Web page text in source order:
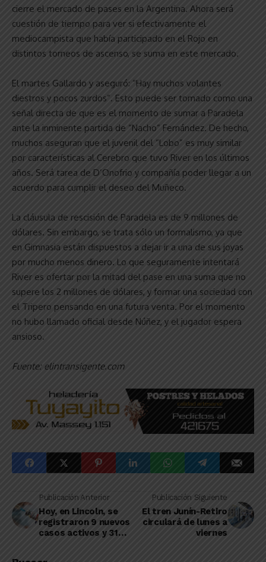
cierre el mercado de pases en la Argentina. Ahora será
cuestión de tiempo para ver si efectivamente el
mediocampista que había participado en el Rojo en
distintos torneos de ascenso, se suma en este mercado.
El martes Gallardo y aseguró: “Hay muchos volantes
diestros y pocos zurdos”. Esto puede ser tomado como una
señal directa de que es el momento de sumar a Paradela
ante la inminente partida de “Nacho” Fernández. De hecho,
muchos aseguran que el juvenil del “Lobo” es muy similar
por características al Cerebro que tuvo River en los últimos
años. Será tarea de D’Onofrio y compañía poder llegar a un
acuerdo para cumplir el deseo del Muñeco.
La cláusula de rescisión de Paradela es de 9 millones de
dólares. Sin embargo, se trata sólo un formalismo, ya que
en Gimnasia están dispuestos a dejar ir a una de sus joyas
por mucho menos dinero. Lo que seguramente intentará
River es ofertar por la mitad del pase en una suma que no
supere los 2 millones de dólares, y formar una sociedad con
el Tripero pensando en una futura venta. Por el momento
no hubo llamado oficial desde Núñez, y el jugador espera
ansioso.
Fuente: elintransigente.com
Publicación Anterior
Hoy, en Lincoln, se
registraron 9 nuevos
casos activos y 31
Publicación Siguiente
El tren Junín-Retiro
circulará de lunes a
viernes